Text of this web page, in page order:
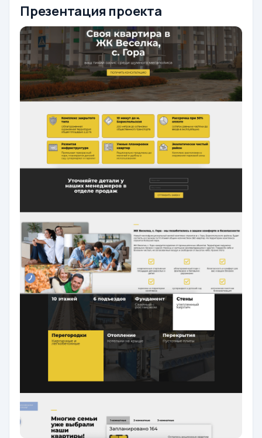
Презентация проекта